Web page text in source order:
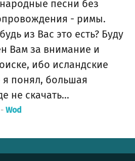
песни без
- римы.
из Вас это есть? Буду
Вам за внимание и
ибо исландские
понял, большая
не скачать...
-Wod